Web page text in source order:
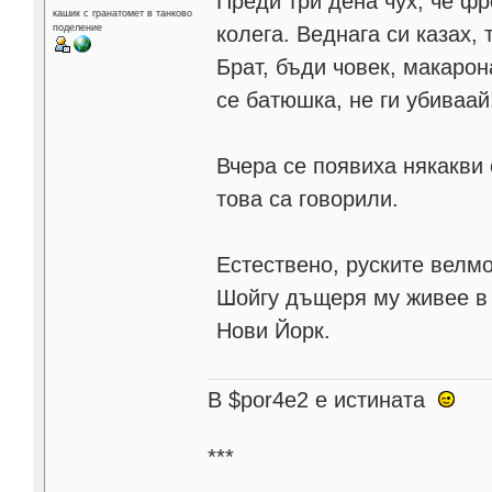
кашик с гранатомет в танково
поделение
колега. Веднага си
Брат, бъди човек,
се батюшка, не ги
Вчера се появиха
това са говорили.
Естествено, руските
Шойгу дъщеря му живее в
Нови Йорк.
В $por4e2 e истината
***